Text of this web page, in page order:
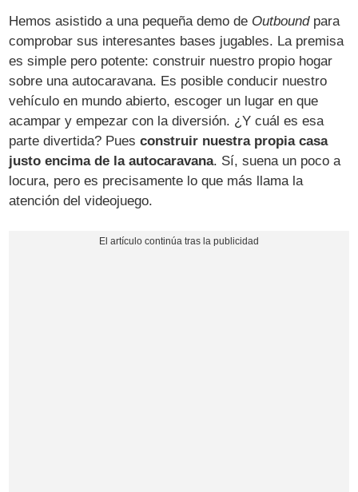
Hemos asistido a una pequeña demo de Outboundpara
comprobar sus interesantes bases jugables. La premisa
es simple pero potente: construir nuestro propio hogar
sobre una autocaravana. Es posible conducir nuestro
vehículo en mundo abierto, escoger un lugar en que
acampar y empezar con la diversión. ¿Y cuál es esa
parte divertida? Puesconstruir nuestra propia casa
justo encima de la autocaravana. Sí, suena un poco a
locura, pero es precisamente lo que más llama la
atención del videojuego.